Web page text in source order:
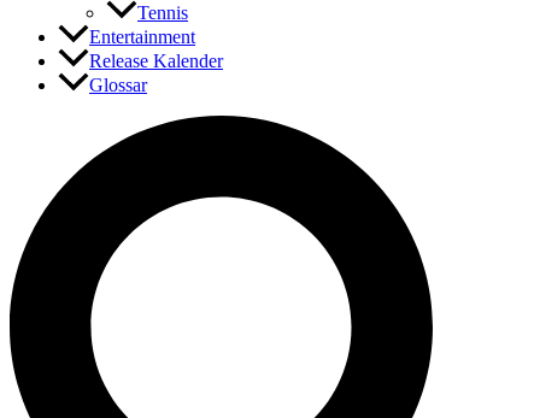
Tennis
Entertainment
Release Kalender
Glossar